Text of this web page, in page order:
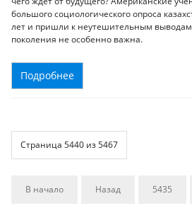
большого социологического опроса
лет и пришли к неутешительным
поколения не особенно важна.
Подробнее
Страница 5440 из 5467
В начало Назад 5435